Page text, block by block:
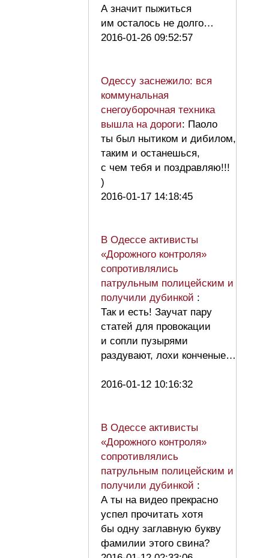
А значит пыжиться
им осталось не долго…
2016-01-26 09:52:57
Одессу заснежило: вся
коммунальная
снегоуборочная техника
вышла на дороги: Паоло
ты был нытиком и дибилом,
таким и останешься,
с чем тебя и поздравляю!!!
)
2016-01-17 14:18:45
В Одессе активисты
«Дорожного контроля»
сопротивлялись
патрульным полицейским и
получили дубинкой :
Так и есть! Заучат пару
статей для провокации
и сопли пузырями
раздувают, лохи конченые…
2016-01-12 10:16:32
В Одессе активисты
«Дорожного контроля»
сопротивлялись
патрульным полицейским и
получили дубинкой :
А ты на видео прекрасно
успел прочитать хотя
бы одну заглавную букву
фамилии этого свина?